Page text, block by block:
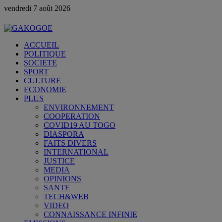
vendredi 7 août 2026
ACCUEIL
POLITIQUE
SOCIETE
SPORT
CULTURE
ECONOMIE
PLUS
ENVIRONNEMENT
COOPERATION
COVID19 AU TOGO
DIASPORA
FAITS DIVERS
INTERNATIONAL
JUSTICE
MEDIA
OPINIONS
SANTE
TECH&WEB
VIDEO
CONNAISSANCE INFINIE